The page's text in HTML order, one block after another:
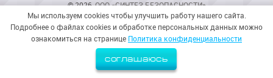
© 2026,ООО «СИНТЕЗ БЕЗОПАСНОСТИ»
Политика конфиденциальности
Мы используем cookies чтобы улучшить работу нашего сайта.
Подробнее о файлах cookies и обработке персональных данных можно
ознакомиться на странице Политика конфиденциальности
соглашаюсь